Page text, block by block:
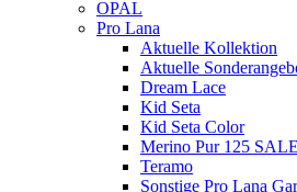
OPAL
Pro Lana
Aktuelle Kollektion
Aktuelle
Dream Lace
Kid Seta
Kid Seta Color
Merino Pur 125 SALE
Teramo
Sonstige Pro Lana